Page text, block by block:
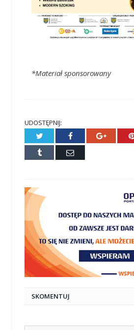
*Materiał sponsorowany
UDOSTĘPNIJ:
Twitter Facebook Google+
Tumblr
E-
SKOMENTUJ